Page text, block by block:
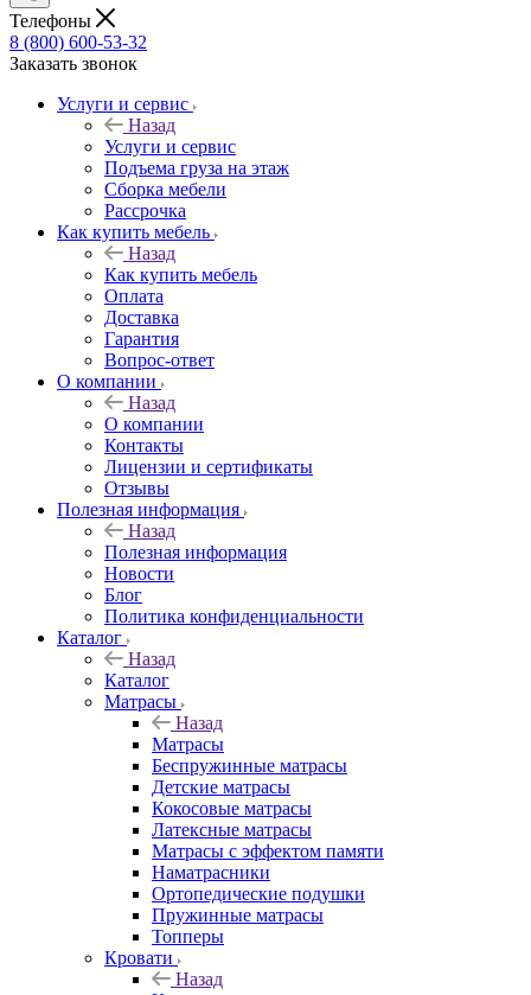
Телефоны
8 (800) 600-53-32
Заказать звонок
Услуги и сервис
Назад
Услуги и сервис
Подъема груза на этаж
Сборка мебели
Рассрочка
Как купить мебель
Назад
Как купить мебель
Оплата
Доставка
Гарантия
Вопрос-ответ
О компании
Назад
О компании
Контакты
Лицензии и сертификаты
Отзывы
Полезная информация
Назад
Полезная информация
Новости
Блог
Политика конфиденциальности
Каталог
Назад
Каталог
Матрасы
Назад
Матрасы
Беспружинные матрасы
Детские матрасы
Кокосовые матрасы
Латексные матрасы
Матрасы с эффектом памяти
Наматрасники
Ортопедические подушки
Пружинные матрасы
Топперы
Кровати
Назад